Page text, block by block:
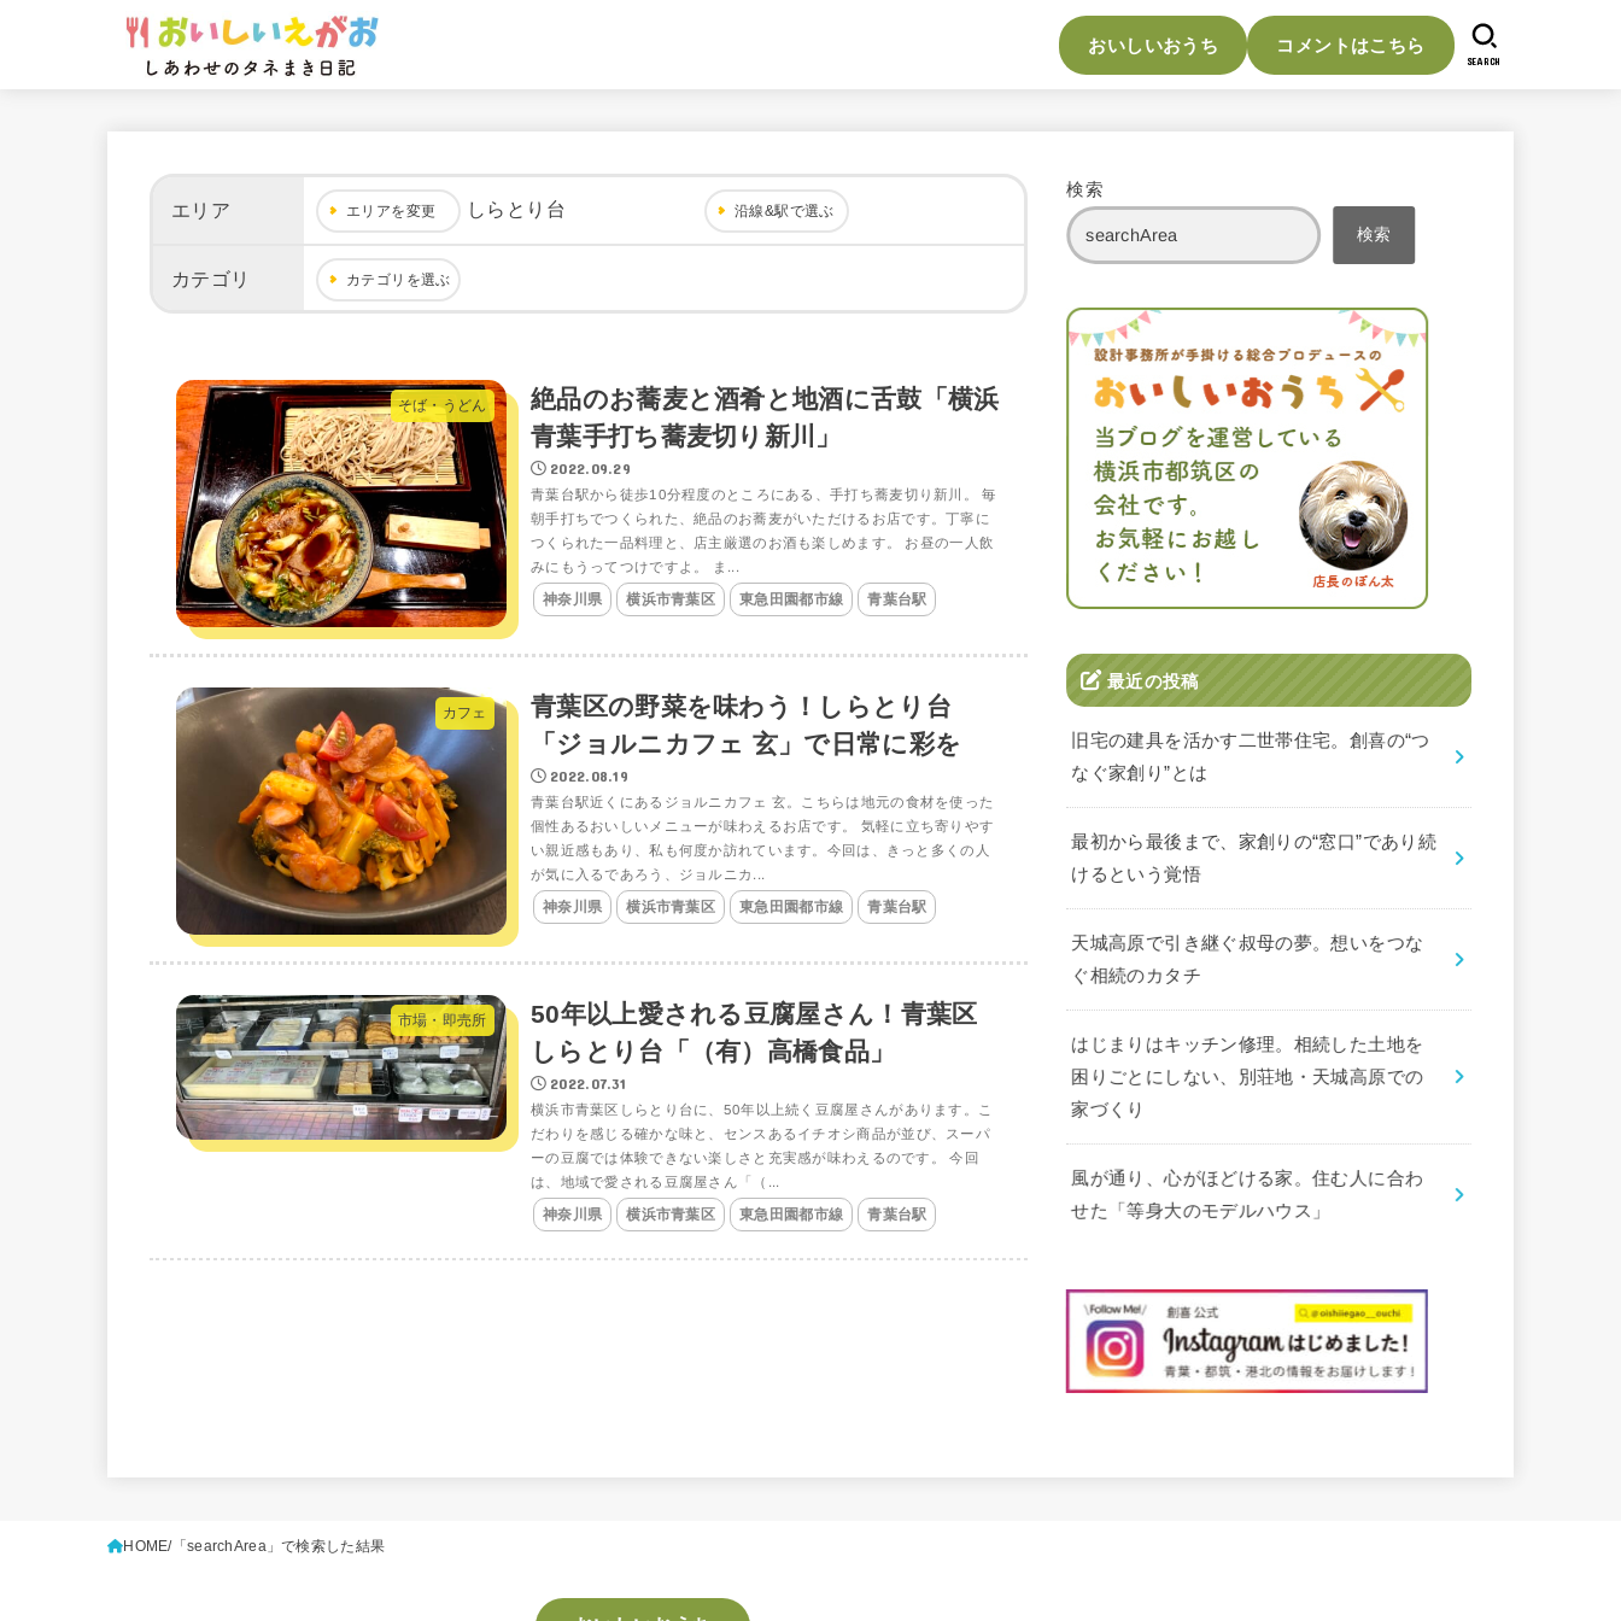
おいしいおうち コメントはこちら
SEARCH
エリア エリアを変更 しらとり台 沿線&駅で選ぶ
カテゴリ カテゴリを選ぶ
そば・うどん
絶品のお蕎麦と酒肴と地酒に舌鼓「横浜
青葉手打ち蕎麦切り新川」
2022.09.29
青葉台駅から徒歩10分程度のところにある、手打ち蕎麦切り新川。 毎
朝手打ちでつくられた、絶品のお蕎麦がいただけるお店です。丁寧に
つくられた一品料理と、店主厳選のお酒も楽しめます。 お昼の一人飲
みにもうってつけですよ。 ま...
神奈川県 横浜市青葉区 東急田園都市線 青葉台駅
カフェ
青葉区の野菜を味わう！しらとり台
「ジョルニカフェ 玄」で日常に彩を
2022.08.19
青葉台駅近くにあるジョルニカフェ 玄。こちらは地元の食材を使った
個性あるおいしいメニューが味わえるお店です。 気軽に立ち寄りやす
い親近感もあり、私も何度か訪れています。今回は、きっと多くの人
が気に入るであろう、ジョルニカ...
神奈川県 横浜市青葉区 東急田園都市線 青葉台駅
市場・即売所
50年以上愛される豆腐屋さん！青葉区
しらとり台「（有）高橋食品」
2022.07.31
横浜市青葉区しらとり台に、50年以上続く豆腐屋さんがあります。こ
だわりを感じる確かな味と、センスあるイチオシ商品が並び、スーパ
ーの豆腐では体験できない楽しさと充実感が味わえるのです。 今回
は、地域で愛される豆腐屋さん「（...
神奈川県 横浜市青葉区 東急田園都市線 青葉台駅
検索
検索
最近の投稿
旧宅の建具を活かす二世帯住宅。創喜の“つ
なぐ家創り”とは
最初から最後まで、家創りの“窓口”であり続
けるという覚悟
天城高原で引き継ぐ叔母の夢。想いをつな
ぐ相続のカタチ
はじまりはキッチン修理。相続した土地を
困りごとにしない、別荘地・天城高原での
家づくり
風が通り、心がほどける家。住む人に合わ
せた「等身大のモデルハウス」
HOME 「searchArea」で検索した結果